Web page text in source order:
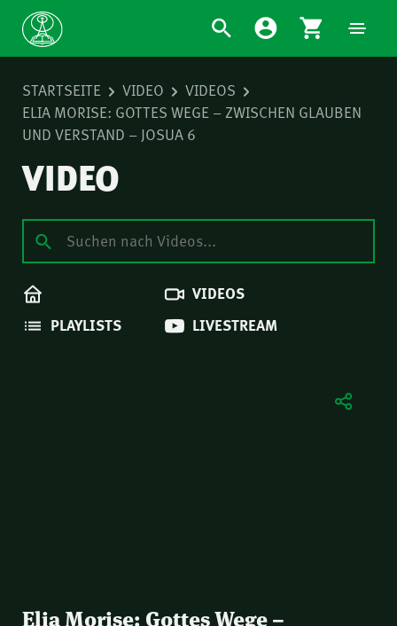
STARTSEITE VIDEO
VIDEOS
ELIA MORISE: GOTTES WEGE – ZWISCHEN GLAUBEN
UND VERSTAND – JOSUA 6
VIDEO
VIDEOS
PLAYLISTS
LIVESTREAM
Elia Morise: Gottes Wege –